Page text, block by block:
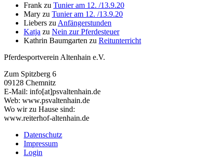
Frank zu Tunier am 12. /13.9.20
Mary zu Tunier am 12. /13.9.20
Liebers zu Anfängerstunden
Katja zu Nein zur Pferdesteuer
Kathrin Baumgarten zu Reitunterricht
Pferdesportverein Altenhain e.V.
Zum Spitzberg 6
09128 Chemnitz
E-Mail: info[at]psvaltenhain.de
Web: www.psvaltenhain.de
Wo wir zu Hause sind:
www.reiterhof-altenhain.de
Datenschutz
Impressum
Login